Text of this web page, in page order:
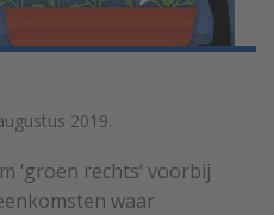
2019.
‘groen rechts’ voorbij
waar